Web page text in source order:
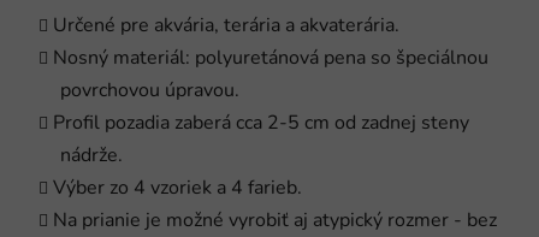
Určené pre akvária, terária a akvaterária.
Nosný materiál: polyuretánová pena so špeciálnou
povrchovou úpravou.
Profil pozadia zaberá cca 2-5 cm od zadnej steny
nádrže.
Výber zo 4 vzoriek a 4 farieb.
Na prianie je možné vyrobiť aj atypický rozmer - bez